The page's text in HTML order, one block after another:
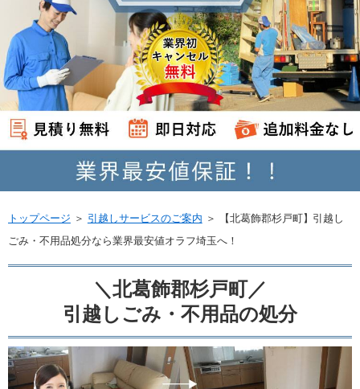
トップページ ＞ 引越しサービスのご案内 ＞
【北葛飾郡杉戸町】引越し
ごみ・不用品処分なら業界最安値オラフ埼玉へ！
＼北葛飾郡杉戸町／
引越しごみ・不用品の処分